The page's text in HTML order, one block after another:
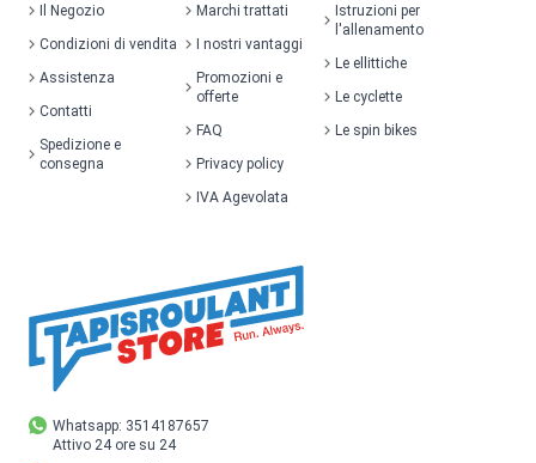
Whatsapp: 3514187657
Attivo 24 ore su 24
Il Negozio
Condizioni di vendita
Assistenza
Contatti
Spedizione e
consegna
Marchi trattati
I nostri vantaggi
Promozioni e
offerte
FAQ
Privacy policy
IVA Agevolata
Istruzioni per
l'allenamento
Le ellittiche
Le cyclette
Le spin bikes